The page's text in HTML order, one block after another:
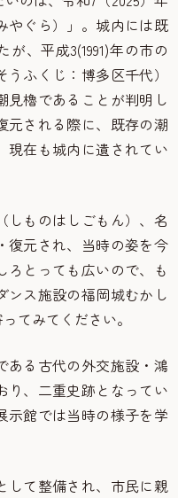
やぐら）」。城内には既
、平成3(1991)年の市の
ふくじ：博多区千代）
見櫓であることが判明し
元される際に、既存の潮
現在も城内に遺されてい
しものはしごもん）、名
復元され、当時の姿を今
ろとっても広いので、も
ンス施設の福岡城むかし
てみてください。
ある古代の外交施設・鴻
り、二重史跡となってい
示館では当時の様子を学
して整備され、市民に親